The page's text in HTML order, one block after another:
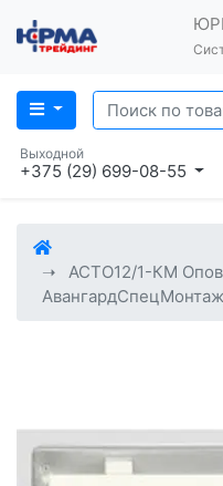
Выходной
+375 (29) 699-08-55
АСТО12/1-КМ